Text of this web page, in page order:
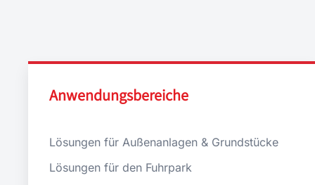
Anwendungsbereiche
Lösungen für Außenanlagen & Grundstücke
Lösungen für den Fuhrpark